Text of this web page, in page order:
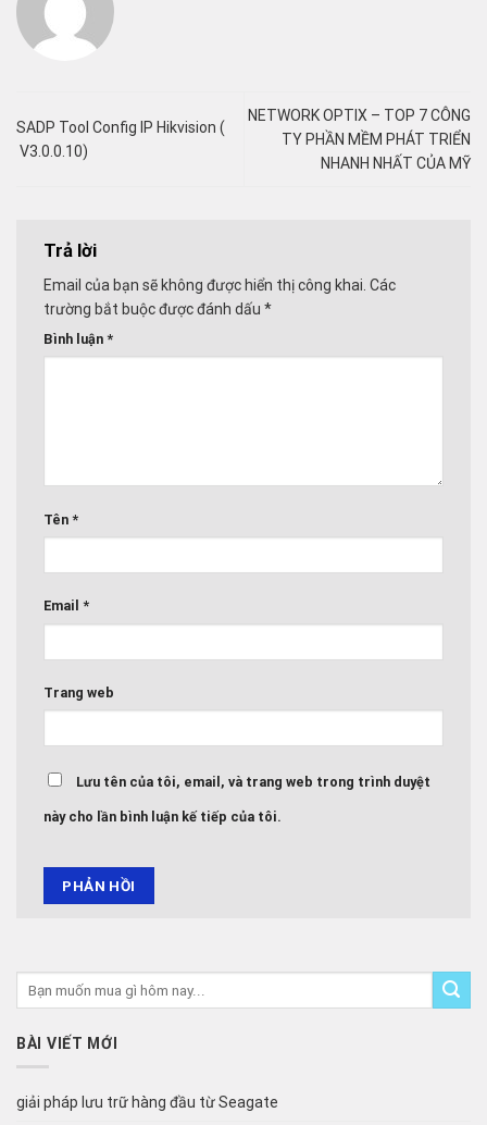
SADP Tool Config IP Hikvision (
V3.0.0.10)
NETWORK OPTIX – TOP 7 CÔNG
TY PHẦN MỀM PHÁT TRIỂN
NHANH NHẤT CỦA MỸ
Trả lời
Email của bạn sẽ không được hiển thị công khai. Các
trường bắt buộc được đánh dấu *
Bình luận *
Tên *
Email *
Trang web
Lưu tên của tôi, email, và trang web trong trình duyệt
này cho lần bình luận kế tiếp của tôi.
BÀI VIẾT MỚI
giải pháp lưu trữ hàng đầu từ Seagate